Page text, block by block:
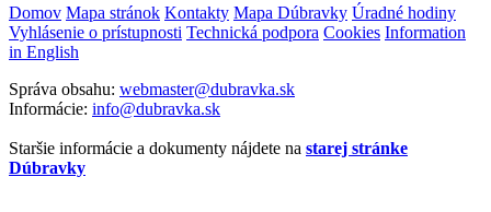
Domov Mapa stránok Kontakty Mapa Dúbravky Úradné hodiny
Vyhlásenie o prístupnosti Technická podpora Cookies Information
in English
Správa obsahu: webmaster@dubravka.sk
Informácie: info@dubravka.sk
Staršie informácie a dokumenty nájdete na starej stránke
Dúbravky